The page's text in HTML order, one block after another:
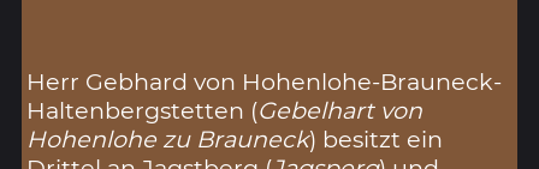
Herr Gebhard von Hohenlohe-Brauneck-
Haltenbergstetten (Gebelhart von
Hohenlohe zu Brauneck) besitzt ein